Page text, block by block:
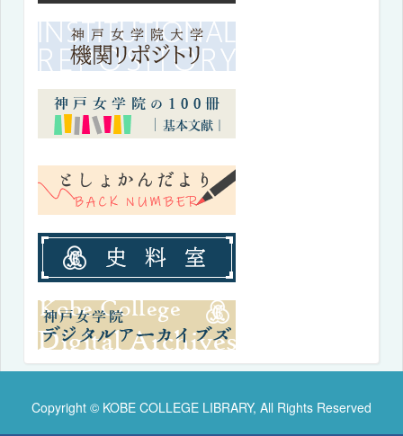
Copyright © KOBE COLLEGE LIBRARY, All Rights Reserved